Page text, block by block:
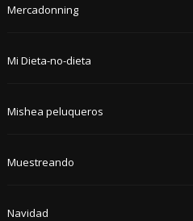
Mercadonning
Mi Dieta-no-dieta
Mishea peluqueros
Muestreando
Navidad